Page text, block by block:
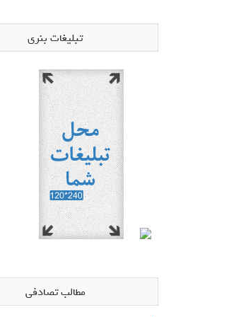
تبلیغات بنری
مطالب تصادفی